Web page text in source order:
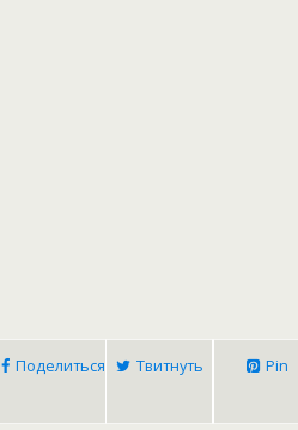
Поделиться Твитнуть Pin